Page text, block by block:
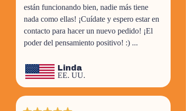
están funcionando bien, nadie más tiene
nada como ellas! ¡Cuídate y espero estar en
contacto para hacer un nuevo pedido! ¡El
poder del pensamiento positivo! :) ...
Linda
EE. UU.